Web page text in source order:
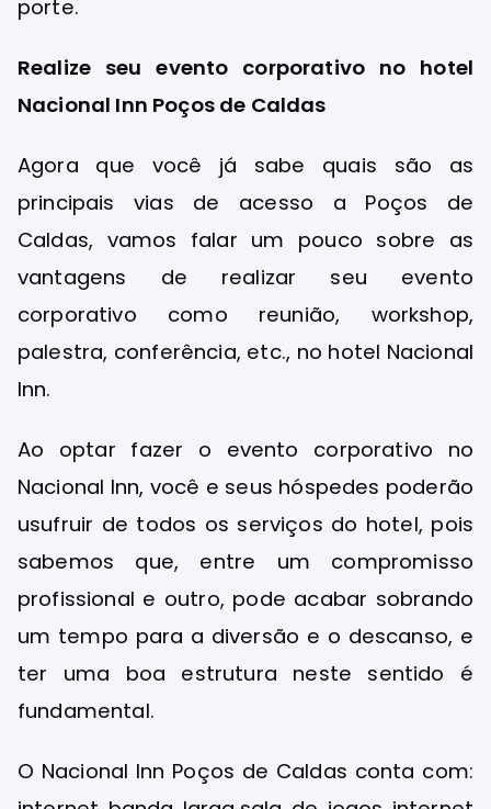
porte.
Realize seu evento corporativo no hotel
Nacional Inn Poços de Caldas
Agora que você já sabe quais são as
principais vias de acesso a Poços de
Caldas, vamos falar um pouco sobre as
vantagens de realizar seu evento
corporativo como reunião, workshop,
palestra, conferência, etc., no hotel Nacional
Inn.
Ao optar fazer o evento corporativo no
Nacional Inn, você e seus hóspedes poderão
usufruir de todos os serviços do hotel, pois
sabemos que, entre um compromisso
profissional e outro, pode acabar sobrando
um tempo para a diversão e o descanso, e
ter uma boa estrutura neste sentido é
fundamental.
O Nacional Inn Poços de Caldas conta com: